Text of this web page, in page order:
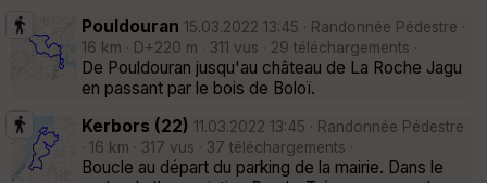
Pouldouran 15.03.2022 13:45 · Randonnée Pédestre ·
16 km · D+220 m · 311 vus · 29 téléchargements ·
De Pouldouran jusqu'au château de La Roche Jagu
en passant par le bois de Boloï.
Kerbors (22) 11.03.2022 13:45 · Randonnée Pédestre
· 16 km · 317 vus · 37 téléchargements ·
Boucle au départ du parking de la mairie. Dans le